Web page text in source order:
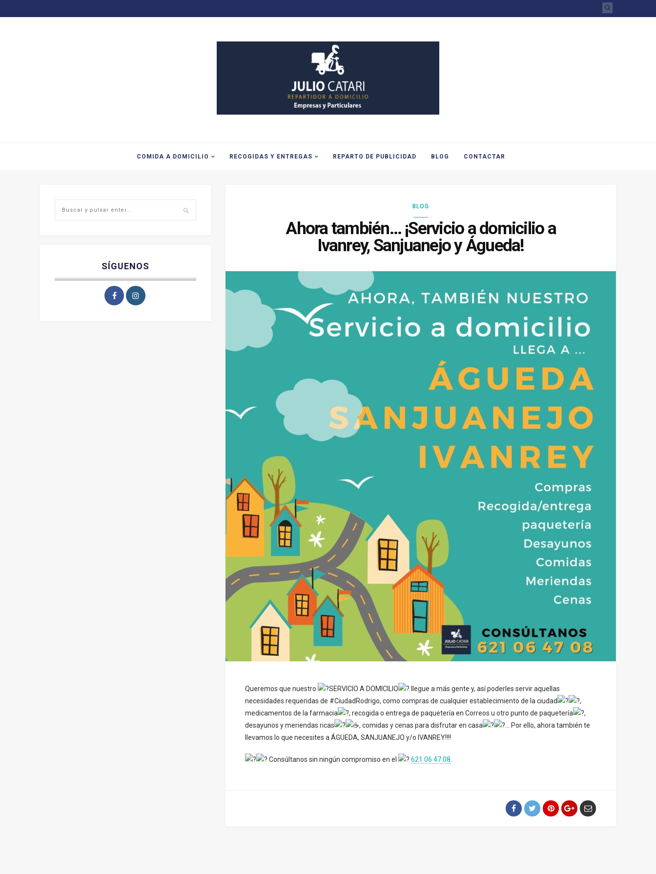
Repartos
a
domicilio
en
Ciudad
COMIDA A DOMICILIO RECOGIDAS Y ENTREGAS REPARTO DE PUBLICIDAD BLOG CONTACTAR
BLOG
Ahora también… ¡Servicio a domicilio a
Ivanrey, Sanjuanejo y Águeda!
Queremos que nuestro SERVICIO A DOMICILIO
llegue a más gente y, así poderles servir aquellas
necesidades requeridas de #CiudadRodrigo, como compras de cualquier establecimiento de la ciudad
,
medicamentos de la farmacia
, recogida o entrega de paquetería en Correos u otro punto de paquetería
,
desayunos y meriendas ricas
, comidas y cenas para disfrutar en casa
… Por ello, ahora también te
llevamos lo que necesites a ÁGUEDA, SANJUANEJO y/o IVANREY!!!!
Consúltanos sin ningún compromiso en el 621 06 47 08
SÍGUENOS